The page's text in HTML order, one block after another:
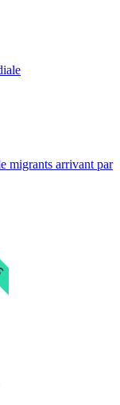
migrants arrivant par